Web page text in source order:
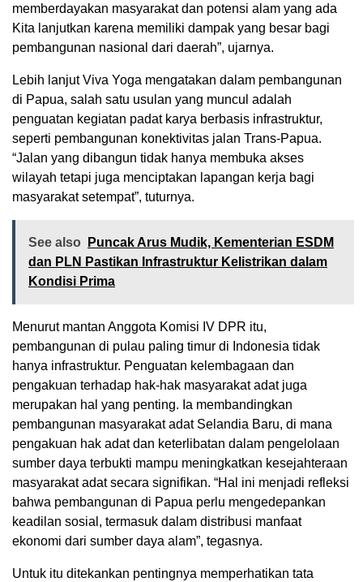
memberdayakan masyarakat dan potensi alam yang ada
Kita lanjutkan karena memiliki dampak yang besar bagi
pembangunan nasional dari daerah”, ujarnya.
Lebih lanjut Viva Yoga mengatakan dalam pembangunan
di Papua, salah satu usulan yang muncul adalah
penguatan kegiatan padat karya berbasis infrastruktur,
seperti pembangunan konektivitas jalan Trans-Papua.
“Jalan yang dibangun tidak hanya membuka akses
wilayah tetapi juga menciptakan lapangan kerja bagi
masyarakat setempat”, tuturnya.
See also
Puncak Arus Mudik, Kementerian ESDM
dan PLN Pastikan Infrastruktur Kelistrikan dalam
Kondisi Prima
Menurut mantan Anggota Komisi IV DPR itu,
pembangunan di pulau paling timur di Indonesia tidak
hanya infrastruktur. Penguatan kelembagaan dan
pengakuan terhadap hak-hak masyarakat adat juga
merupakan hal yang penting. Ia membandingkan
pembangunan masyarakat adat Selandia Baru, di mana
pengakuan hak adat dan keterlibatan dalam pengelolaan
sumber daya terbukti mampu meningkatkan kesejahteraan
masyarakat adat secara signifikan. “Hal ini menjadi refleksi
bahwa pembangunan di Papua perlu mengedepankan
keadilan sosial, termasuk dalam distribusi manfaat
ekonomi dari sumber daya alam”, tegasnya.
Untuk itu ditekankan pentingnya memperhatikan tata